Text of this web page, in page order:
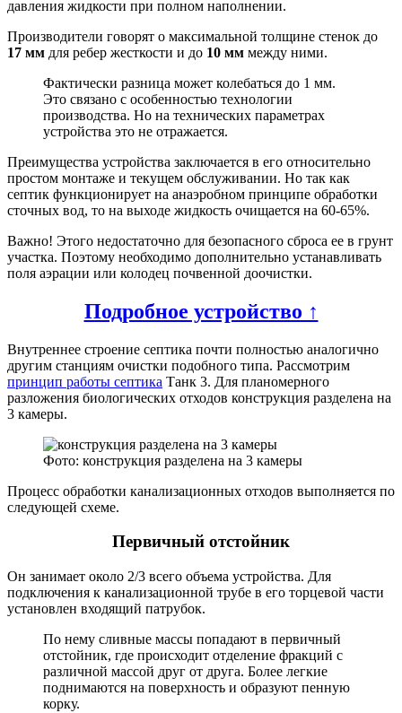
давления жидкости при полном наполнении.
Производители говорят о максимальной толщине стенок до
17 мм для ребер жесткости и до 10 мм между ними.
Фактически разница может колебаться до 1 мм.
Это связано с особенностью технологии
производства. Но на технических параметрах
устройства это не отражается.
Преимущества устройства заключается в его относительно
простом монтаже и текущем обслуживании. Но так как
септик функционирует на анаэробном принципе обработки
сточных вод, то на выходе жидкость очищается на 60-65%.
Важно! Этого недостаточно для безопасного сброса ее в грунт
участка. Поэтому необходимо дополнительно устанавливать
поля аэрации или колодец почвенной доочистки.
Подробное устройство ↑
Внутреннее строение септика почти полностью аналогично
другим станциям очистки подобного типа. Рассмотрим
принцип работы септика Танк 3. Для планомерного
разложения биологических отходов конструкция разделена на
3 камеры.
Фото: конструкция разделена на 3 камеры
Процесс обработки канализационных отходов выполняется по
следующей схеме.
Первичный отстойник
Он занимает около 2/3 всего объема устройства. Для
подключения к канализационной трубе в его торцевой части
установлен входящий патрубок.
По нему сливные массы попадают в первичный
отстойник, где происходит отделение фракций с
различной массой друг от друга. Более легкие
поднимаются на поверхность и образуют пенную
корку.